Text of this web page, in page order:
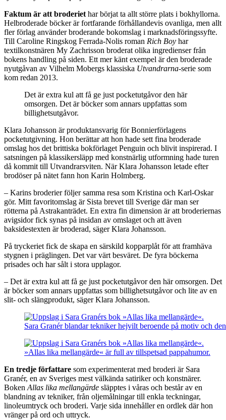
Faktum är att broderiethar börjat ta allt större plats i bokhyllorna.
Helbroderade böcker är fortfarande förhållandevis ovanliga, men allt
fler förlag använder broderande bokomslag i marknadsföringssyfte.
Till Caroline Ringskog Ferrada-Nolis roman Rich Boy har
textilkonstnären My Zachrisson broderat olika ingredienser från
bokens handling på siden. Ett mer känt exempel är den broderade
nyutgåvan av Vilhelm Mobergs klassiska Utvandrarna-serie som
kom redan 2013.
Det är extra kul att få ge just pocketutgåvor den här
omsorgen. Det är böcker som annars uppfattas som
billighetsutgåvor.
Klara Johansson är produktansvarig för Bonnierförlagens
pocketutgivning. Hon berättar att hon hade sett fina broderade
omslag hos det brittiska bokförlaget Penguin och blivit inspirerad. I
satsningen på klassikersläpp med konstnärlig utformning hade turen
då kommit till Utvandrarsviten. När Klara Johansson letade efter
brodöser på nätet fann hon Karin Holmberg.
– Karins broderier följer samma resa som Kristina och Karl-Oskar
gör. Mitt favoritomslag är Sista brevet till Sverige där man ser
rötterna på Astrakanträdet. En extra fin dimension är att broderiernas
avigsidor fick synas på insidan av omslaget och att även
baksidestexten är broderad, säger Klara Johansson.
På tryckeriet fick de skapa en särskild kopparplåt för att framhäva
stygnen i präglingen. Det var värt besväret. De fyra böckerna
prisades och har sålt i stora upplagor.
– Det är extra kul att få ge just pocketutgåvor den här omsorgen. Det
är böcker som annars uppfattas som billighetsutgåvor och lite av en
slit- och slängprodukt, säger Klara Johansson.
Sara Granér blandar tekniker hejvilt beroende på motiv och
»Allas lika mellangärde« är full av tillspetsad pappahumor.
En tredje författare som experimenterat med broderi är Sara
Granér, en av Sveriges mest välkända satiriker och konstnärer.
BokenAllas lika mellangärde släpptes i våras och består av en
blandning av tekniker, från oljemålningar till enkla teckningar,
linoleumtryck och broderi. Varje sida innehåller en ordlek där hon
vränger på ord och uttryck.